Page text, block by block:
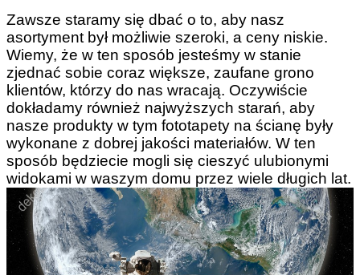
Zawsze staramy się dbać o to, aby nasz
asortyment był możliwie szeroki, a ceny niskie.
Wiemy, że w ten sposób jesteśmy w stanie
zjednać sobie coraz większe, zaufane grono
klientów, którzy do nas wracają. Oczywiście
dokładamy również najwyższych starań, aby
nasze produkty w tym fototapety na ścianę były
wykonane z dobrej jakości materiałów. W ten
sposób będziecie mogli się cieszyć ulubionymi
widokami w waszym domu przez wiele długich lat.